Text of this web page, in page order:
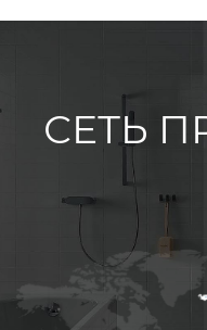
СЕТЬ